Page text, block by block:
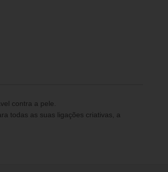
contra a pele.
todas as suas ligações criativas, a